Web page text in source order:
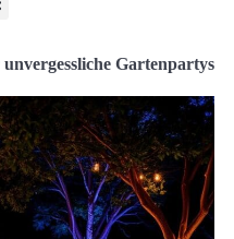
Gartenpartys